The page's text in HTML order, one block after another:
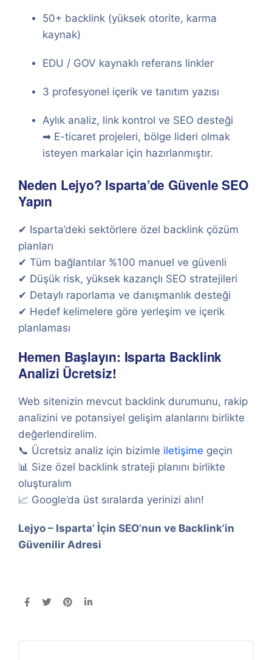
50+ backlink (yüksek otorite, karma
kaynak)
EDU / GOV kaynaklı referans linkler
3 profesyonel içerik ve tanıtım yazısı
Aylık analiz, link kontrol ve SEO desteği
➡ E-ticaret projeleri, bölge lideri olmak
isteyen markalar için hazırlanmıştır.
Neden Lejyo? Isparta’de Güvenle SEO
Yapın
✔ Isparta’deki sektörlere özel backlink çözüm
planları
✔ Tüm bağlantılar %100 manuel ve güvenli
✔ Düşük risk, yüksek kazançlı SEO stratejileri
✔ Detaylı raporlama ve danışmanlık desteği
✔ Hedef kelimelere göre yerleşim ve içerik
planlaması
Hemen Başlayın: Isparta Backlink
Analizi Ücretsiz!
Web sitenizin mevcut backlink durumunu, rakip
analizini ve potansiyel gelişim alanlarını birlikte
değerlendirelim.
📞 Ücretsiz analiz için bizimle iletişime geçin
📊 Size özel backlink strateji planını birlikte
oluşturalım
📈 Google’da üst sıralarda yerinizi alın!
Lejyo – Isparta’ İçin SEO’nun ve Backlink’in
Güvenilir Adresi